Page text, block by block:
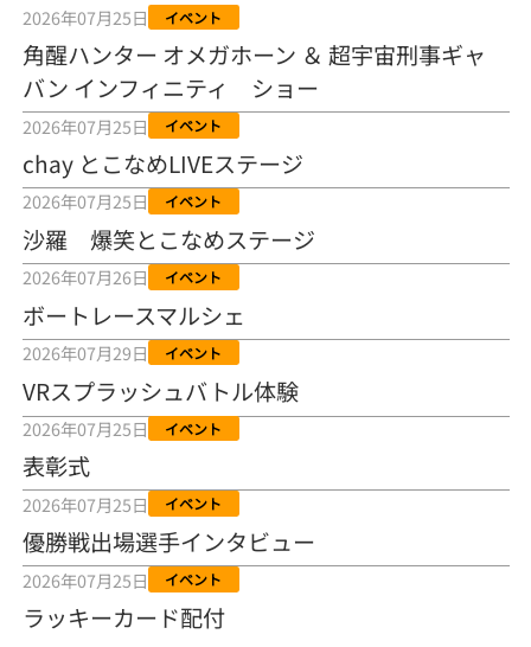
ド！／常滑ボート
2026年08月04日
【ボートレース】「しょっぱいですね」初優勝の宮崎心之介が水神
祭で満面の笑み／常滑 - 日刊スポーツ
2026年08月04日
【ボート】とこなめルーキーＳ 宮崎心之介がデビューから１年９カ
月で初優勝
2026年08月04日
【ボートレース】12R優勝戦のスタート特訓実施 初Ｖ目指す宮崎心
之介の仕上がり上々／常滑 - 日刊スポーツ
2026年08月04日
【とこなめボート ルーキーシリーズ第15戦】荒木颯斗 当地フレッシ
ュルーキーが初Vで恩返しを
2026年08月03日
【とこなめボート】ういちの「好配招き猫」ルーキーシリーズ第15
戦～自分の収支状況も想定してこそ〝本物の予想〟！／ボートレー
ス
2026年08月03日
【ボートレース】荒木颯斗が地元唯一の優出！３号艇でデビュー初
Ｖ狙う「自分の好きな感じになっている」～とこなめルーキーＳ
2026年07月25日 イベント
角醒ハンター オメガホーン ＆ 超宇宙刑事ギャ
バン インフィニティ ショー
2026年07月25日 イベント
chay とこなめLIVEステージ
2026年07月25日 イベント
沙羅 爆笑とこなめステージ
2026年07月26日 イベント
ボートレースマルシェ
2026年07月29日 イベント
VRスプラッシュバトル体験
2026年07月25日 イベント
表彰式
2026年07月25日 イベント
優勝戦出場選手インタビュー
2026年07月25日 イベント
ラッキーカード配付